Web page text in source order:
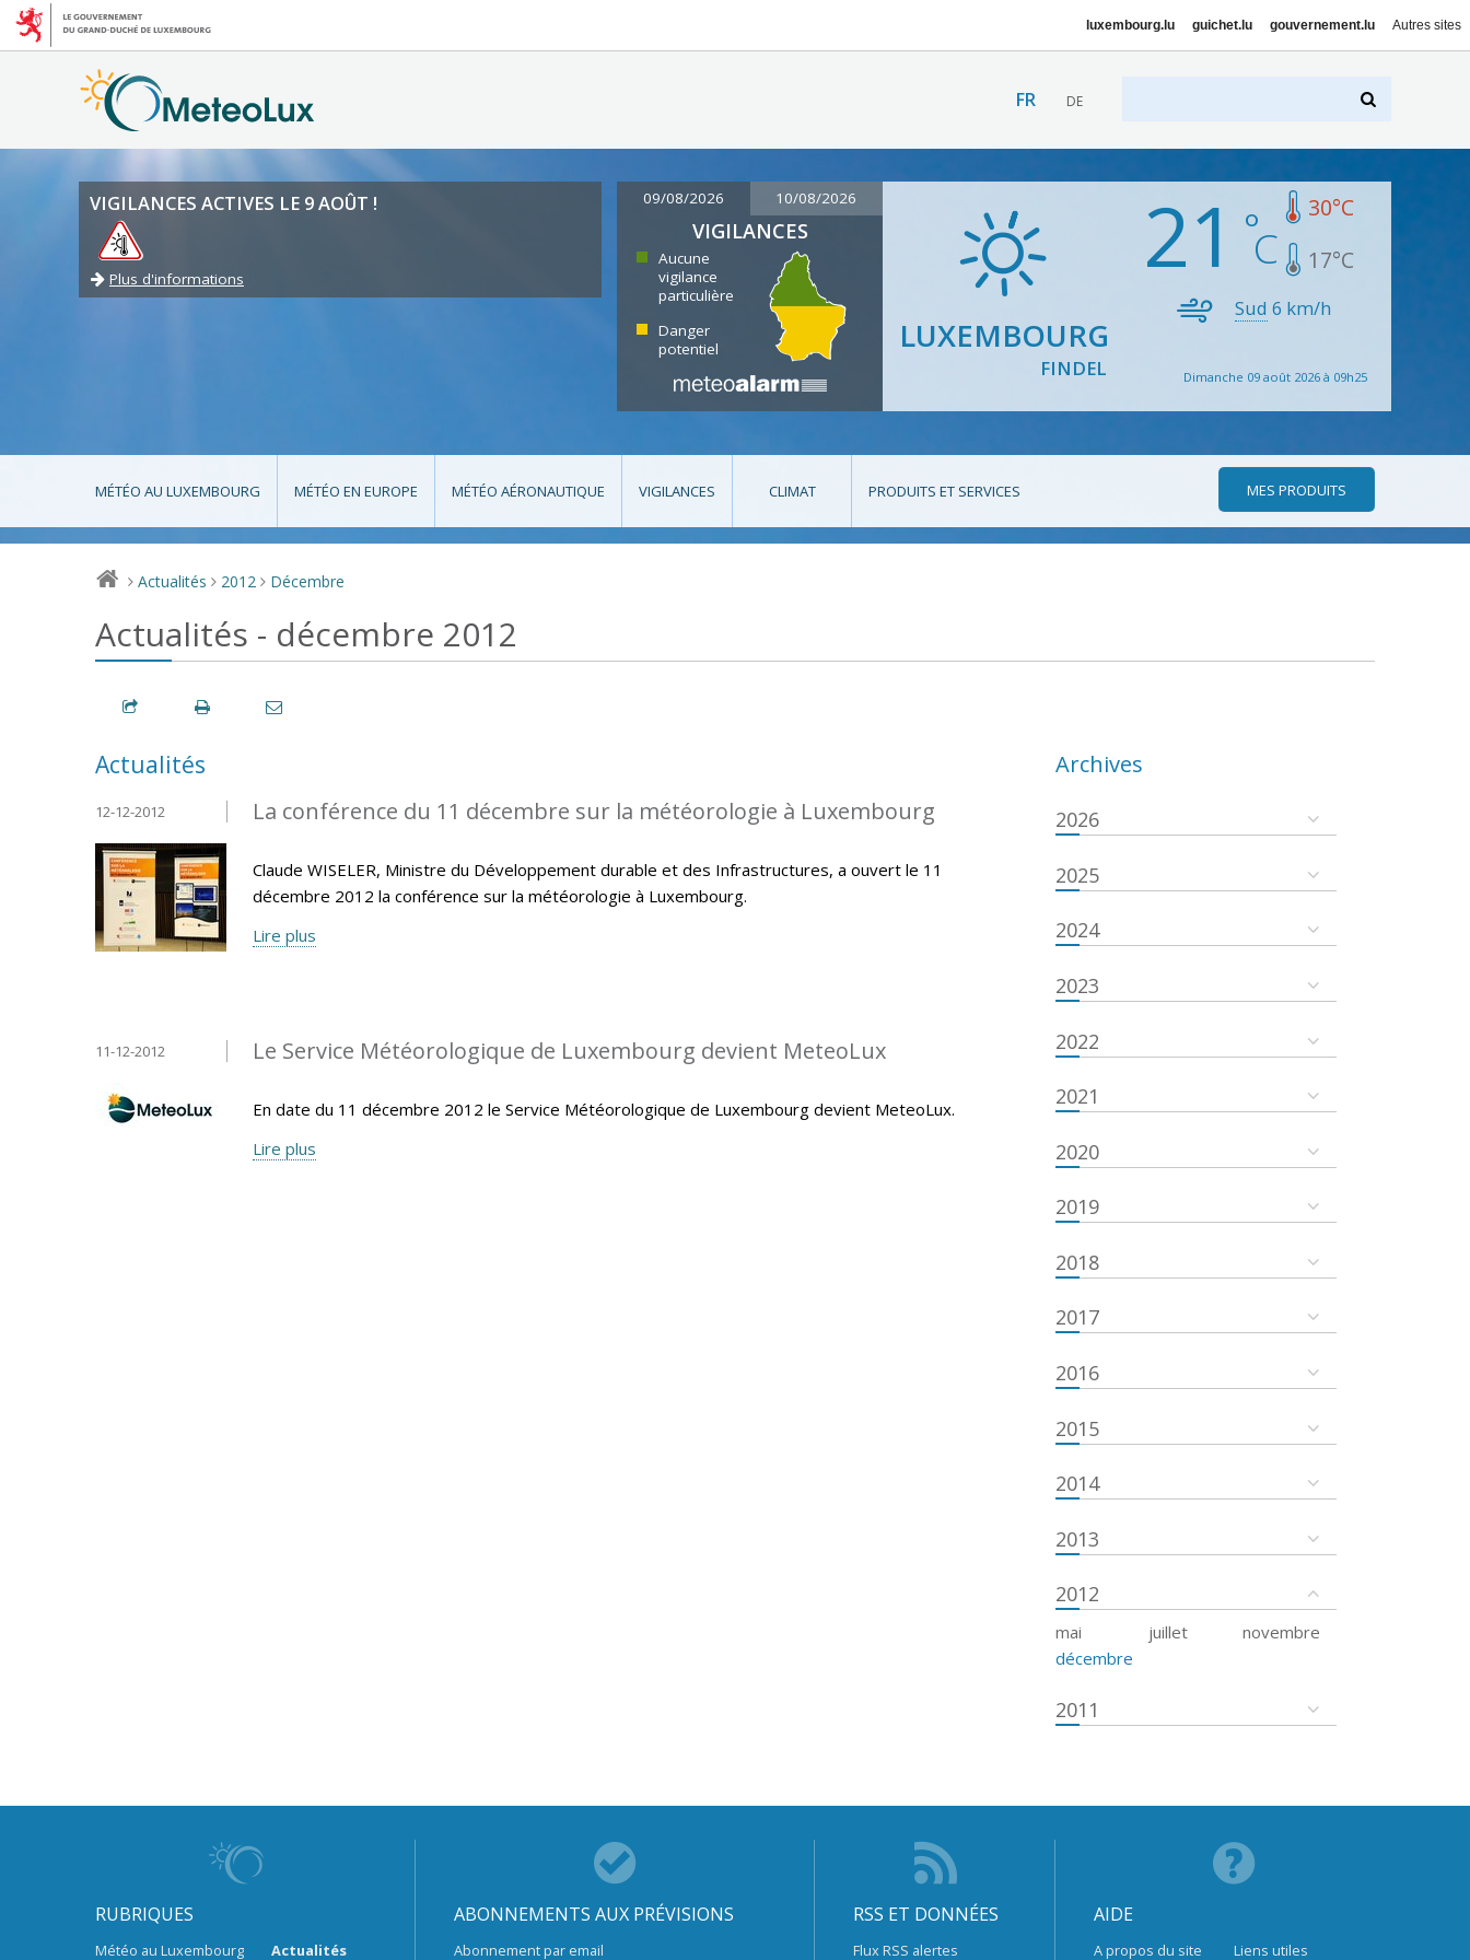
luxembourg.lu guichet.lu gouvernement.lu Autres sites
FR DE
VIGILANCES ACTIVES LE 9 AOÛT !
Plus d'informations
09/08/2026 10/08/2026
VIGILANCES
Aucune
vigilance
particulière
Danger
potentiel
LUXEMBOURG
FINDEL
21 30°C
17°C
Sud 6 km/h
Dimanche 09 août 2026 à 09h25
MÉTÉO AU LUXEMBOURG MÉTÉO EN EUROPE MÉTÉO AÉRONAUTIQUE VIGILANCES CLIMAT PRODUITS ET SERVICES MES PRODUITS
> Actualités > 2012 > Décembre
Actualités - décembre 2012
Actualités
La conférence du 11 décembre sur la météorologie à Luxembourg
12-12-2012
Claude WISELER, Ministre du Développement durable et des Infrastructures, a ouvert le 11
décembre 2012 la conférence sur la météorologie à Luxembourg.
Lire plus
Le Service Météorologique de Luxembourg devient MeteoLux
11-12-2012
En date du 11 décembre 2012 le Service Météorologique de Luxembourg devient MeteoLux.
Lire plus
Archives
2026
2025
2024
2023
2022
2021
2020
2019
2018
2017
2016
2015
2014
2013
2012
mai juillet
novembre
décembre
2011
RUBRIQUES
Météo au Luxembourg Actualités
ABONNEMENTS AUX PRÉVISIONS
Abonnement par email
RSS ET DONNÉES
Flux RSS alertes
AIDE
A propos du site Liens utiles